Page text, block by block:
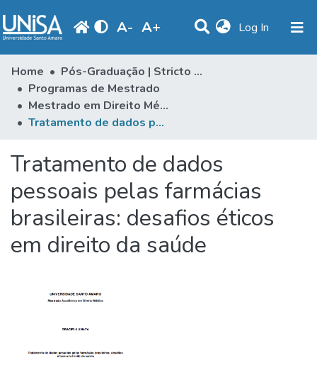
A- A+ Log In (current)
Statistics
Communities & Collections
Browse
Produção Docente
Periodicals
Home
Pós-Graduação | Stricto Sensu
Programas de Mestrado
Mestrado em Direito Médico
Tratamento de dados pessoais pelas farmácias brasileiras: desafios éticos em direito da saúde
Tratamento de dados
pessoais pelas farmácias
brasileiras: desafios éticos
em direito da saúde